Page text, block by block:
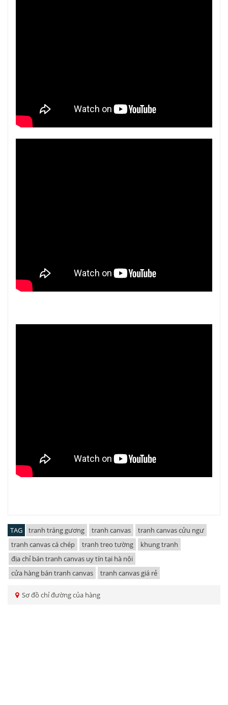
TAG tranh tráng gương tranh canvas
tranh canvas cửu ngư
tranh canvas cá chép
tranh treo tường
khung tranh
địa chỉ bán tranh canvas uy tín tại hà nội
cửa hàng bán tranh canvas
tranh canvas giá rẻ
Sơ đồ chỉ đường của hàng